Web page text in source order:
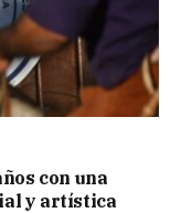
con una
y artística